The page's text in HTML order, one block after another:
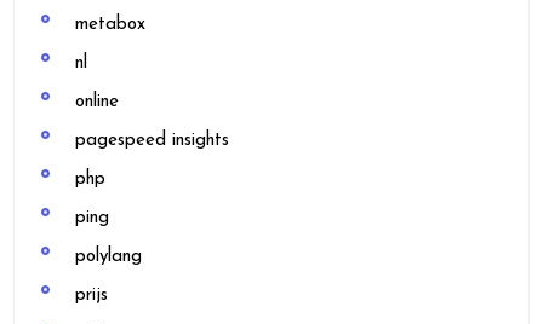
metabox
nl
online
pagespeed insights
php
ping
polylang
prijs